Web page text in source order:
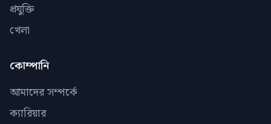
প্রযুক্তি
খেলা
কোম্পানি
আমাদের সম্পর্কে
ক্যারিয়ার